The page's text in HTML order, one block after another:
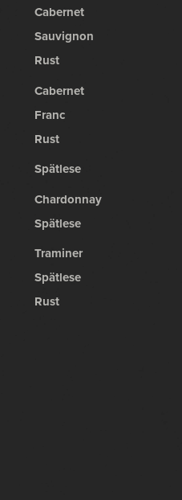
Cabernet
Sauvignon
Rust
Cabernet
Franc
Rust
Spätlese
Chardonnay
Spätlese
Traminer
Spätlese
Rust